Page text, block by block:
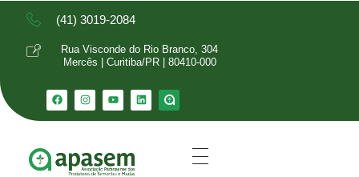
(41) 3019-2084
Rua Visconde do Rio Branco, 304
Mercês | Curitiba/PR | 80410-000